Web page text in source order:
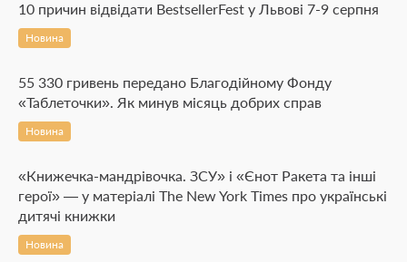
10 причин відвідати BestsellerFest у Львові 7-9 серпня
Новина
55 330 гривень передано Благодійному Фонду
«Таблеточки». Як минув місяць добрих справ
Новина
«Книжечка-мандрівочка. ЗСУ» і «Єнот Ракета та інші
герої» — у матеріалі The New York Times про українські
дитячі книжки
Новина